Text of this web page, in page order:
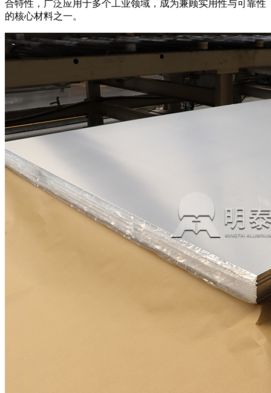
合特性，广泛应用于多个工业领域，成为兼顾实用性与可靠性
的核心材料之一。